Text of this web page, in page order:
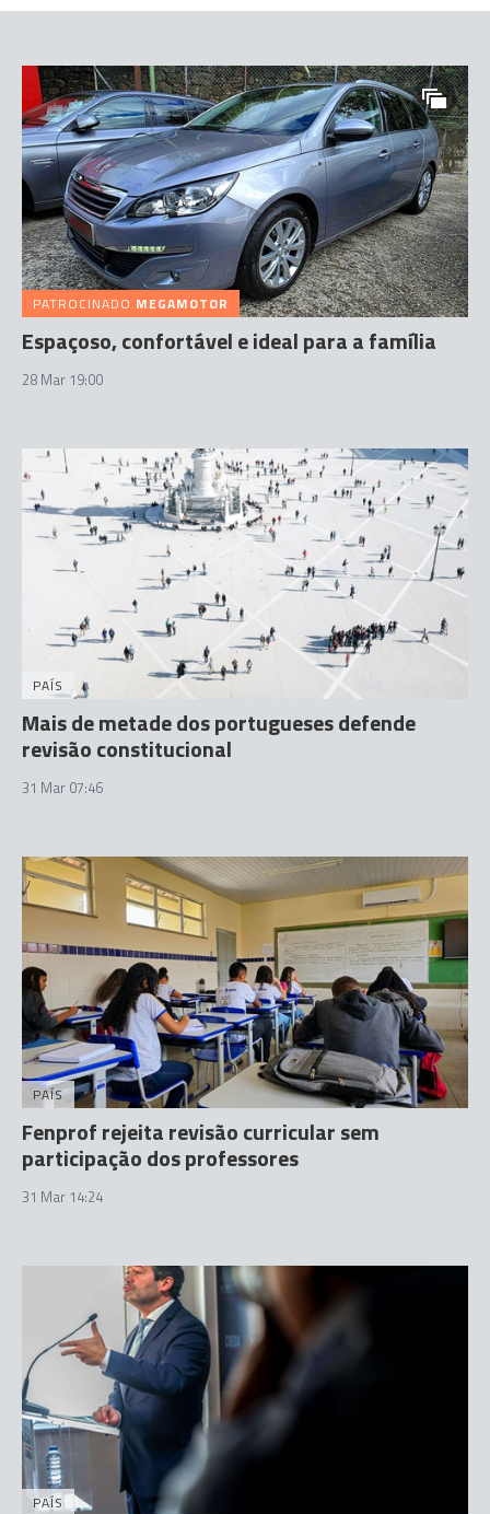
PATROCINADO MEGAMOTOR
Espaçoso, confortável e ideal para a família
28 Mar 19:00
PAÍS
Mais de metade dos portugueses defende
revisão constitucional
31 Mar 07:46
PAÍS
Fenprof rejeita revisão curricular sem
participação dos professores
31 Mar 14:24
PAÍS